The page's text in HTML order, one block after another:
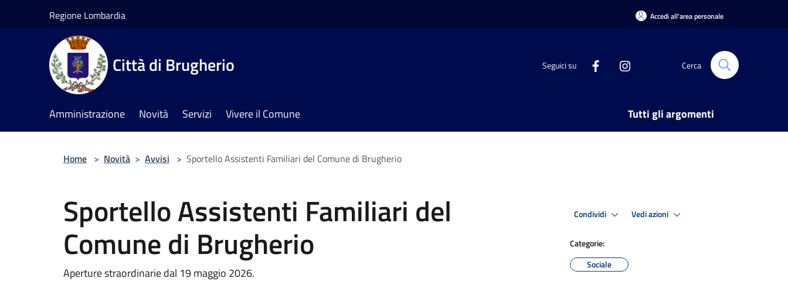
Regione Lombardia Accedi all'area personale
Città di Brugherio Seguici su Cerca
Amministrazione Novità Servizi Vivere il Comune Tutti gli argomenti
Home > Novità > Avvisi > Sportello Assistenti Familiari del Comune di Brugherio
Sportello Assistenti Familiari del
Comune di Brugherio
Aperture straordinarie dal 19 maggio 2026.
Condividi Vedi azioni
Categorie:
Sociale